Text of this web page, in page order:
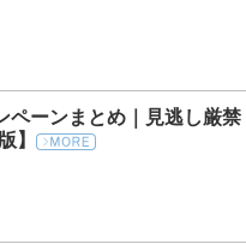
ペーンまとめ｜見逃し厳
】